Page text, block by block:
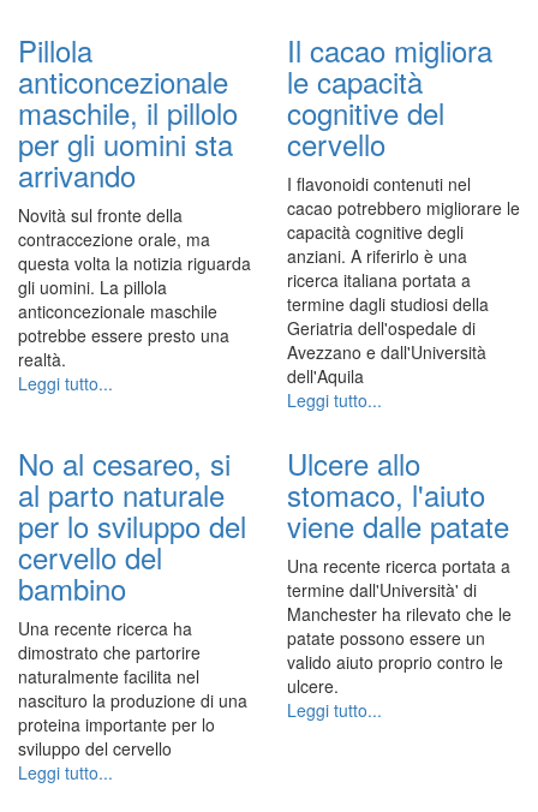
Pillola
anticoncezionale
maschile, il pillolo
per gli uomini sta
arrivando
Novità sul fronte della
contraccezione orale, ma
questa volta la notizia riguarda
gli uomini. La pillola
anticoncezionale maschile
potrebbe essere presto una
realtà.
Leggi tutto...
Il cacao migliora
le capacità
cognitive del
cervello
I flavonoidi contenuti nel
cacao potrebbero migliorare le
capacità cognitive degli
anziani. A riferirlo è una
ricerca italiana portata a
termine dagli studiosi della
Geriatria dell'ospedale di
Avezzano e dall'Università
dell'Aquila
Leggi tutto...
No al cesareo, si
al parto naturale
per lo sviluppo del
cervello del
bambino
Una recente ricerca ha
dimostrato che partorire
naturalmente facilita nel
nascituro la produzione di una
proteina importante per lo
sviluppo del cervello
Leggi tutto...
Ulcere allo
stomaco, l'aiuto
viene dalle patate
Una recente ricerca portata a
termine dall'Università' di
Manchester ha rilevato che le
patate possono essere un
valido aiuto proprio contro le
ulcere.
Leggi tutto...